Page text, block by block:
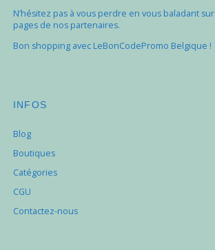
N’hésitez pas à vous perdre en vous baladant
pages de nos partenaires.
Bon shopping avec LeBonCodePromo Belgique !
INFOS
Blog
Boutiques
Catégories
CGU
Contactez-nous